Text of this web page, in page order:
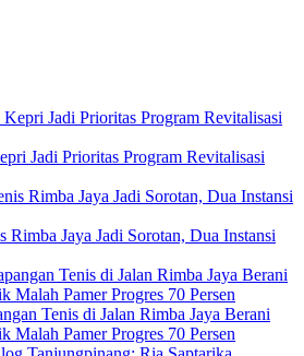
Jadi Prioritas Program Revitalisasi
Rimba Jaya Jadi Sorotan, Dua Instansi
Tenis di Jalan Rimba Jaya Berani
Malah Pamer Progres 70 Persen